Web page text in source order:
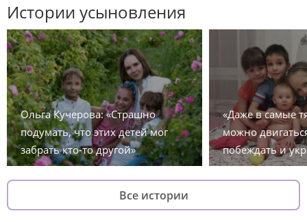
Истории усыновления
Ольга Кучерова: «Страшно
подумать, что этих детей мог
забрать кто-то другой»
«Даже в самые
можно
побеждать и
Все истории